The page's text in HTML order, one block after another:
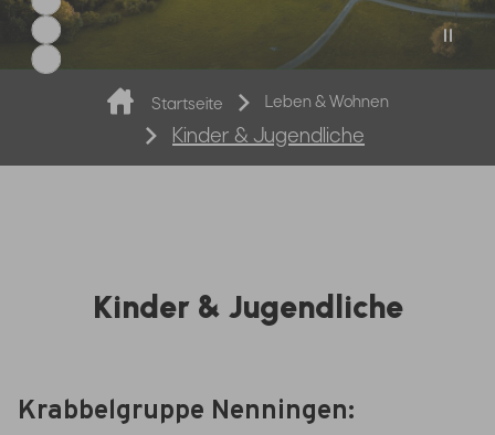
Startseite
Leben & Wohnen
Kinder & Jugendliche
Kinder & Jugendliche
Krabbelgruppe Nenningen: